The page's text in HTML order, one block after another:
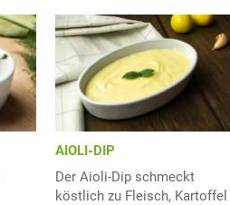
AIOLI-DIP
Der Aioli-Dip schmeckt
köstlich zu Fleisch, Kartoffel